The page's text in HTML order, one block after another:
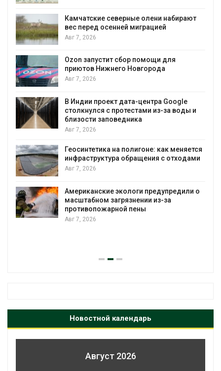
Камчатские северные олени набирают
вес перед осенней миграцией
Авг 7, 2026
Ozon запустит сбор помощи для
приютов Нижнего Новгорода
Авг 7, 2026
В Индии проект дата-центра Google
столкнулся с протестами из-за воды и
близости заповедника
Авг 7, 2026
Геосинтетика на полигоне: как меняется
инфраструктура обращения с отходами
Авг 7, 2026
Американские экологи предупредили о
масштабном загрязнении из-за
противопожарной пены
Авг 7, 2026
Новостной календарь
Август 2026